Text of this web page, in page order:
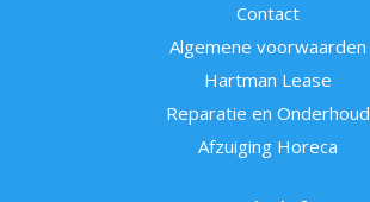
Contact
Algemene voorwaarden
Hartman Lease
Reparatie en Onderhoud
Afzuiging Horeca